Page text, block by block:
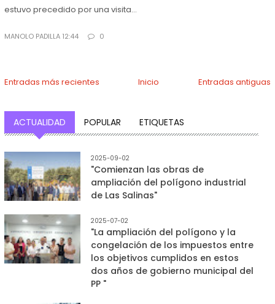
estuvo precedido por una visita...
MANOLO PADILLA 12:44 0
Entradas más recientes Entradas antiguas
Inicio
ACTUALIDAD POPULAR ETIQUETAS
2025-09-02
"Comienzan las obras de
ampliación del polígono industrial
de Las Salinas"
2025-07-02
"La ampliación del polígono y la
congelación de los impuestos entre
los objetivos cumplidos en estos
dos años de gobierno municipal del
PP "